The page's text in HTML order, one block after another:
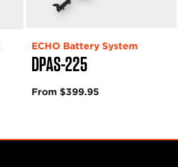
DPAS-225
ECHO Battery System
From $399.95